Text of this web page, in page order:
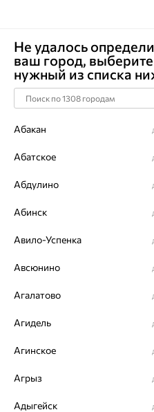
Главная Каталог Для мужчин
Кольцо, золото,
Артикул:040023
Не удалось
ваш город, выберите
нужный из списка
Абакан
Абатское
Абдулино
Абинск
Авило-Успенка
Авсюнино
Агалатово
Агидель
Агинское
Агрыз
Адыгейск